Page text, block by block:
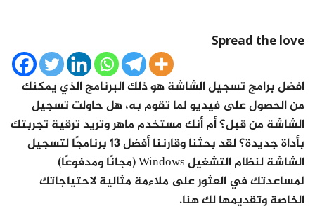
Spread the love
افضل برامج تسجيل الشاشة هو ذلك البرنامج الذي يمكنك
من الحصول على فيديو لما تقوم به، هل حاولت تسجيل
الشاشة من قبل؟ أم أنك مستخدم ماهر وتريد ترقية تجربتك
بأداة جديدة؟ لقد بحثنا وقارننا أفضل 13 برنامجًا لتسجيل
الشاشة لنظام التشغيل Windows (مجانًا ومدفوعًا)
لمساعدتك في العثور على ملاءمة مثالية لاحتياجاتك
الخاصة وتقديمها لك هنا.